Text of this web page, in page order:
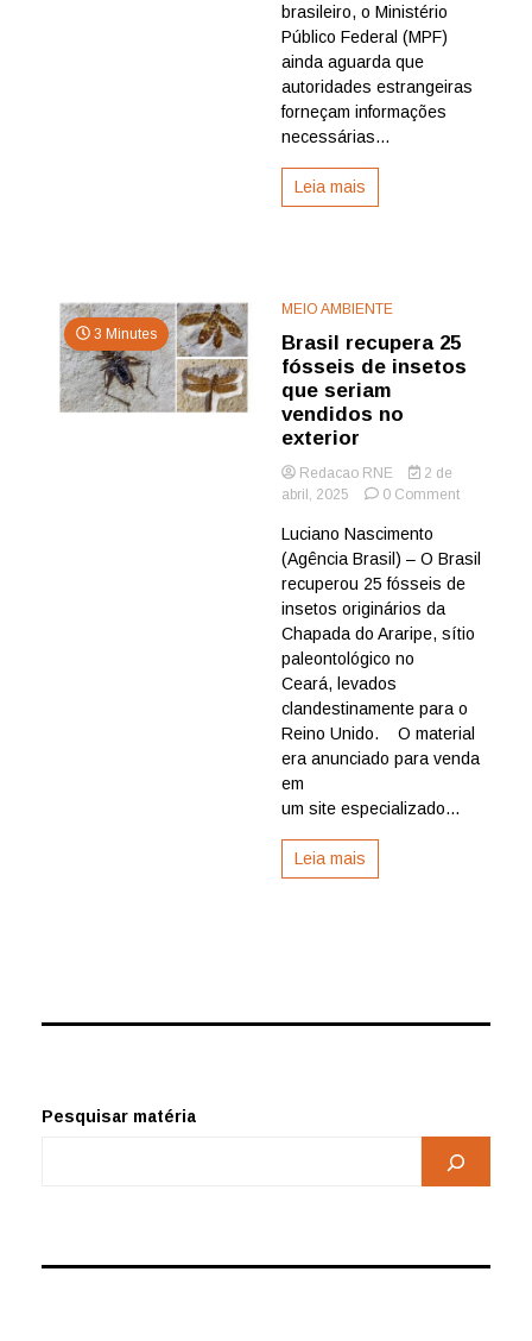
brasileiro, o Ministério
Público Federal (MPF)
ainda aguarda que
autoridades estrangeiras
forneçam informações
necessárias...
Leia mais
3 Minutes
MEIO AMBIENTE
Brasil recupera 25
fósseis de insetos
que seriam
vendidos no
exterior
Redacao RNE
2 de
abril, 2025
0 Commenton
25
fósseis
que
no
exterior
Luciano Nascimento
(Agência Brasil) – O Brasil
recuperou 25 fósseis de
insetos originários da
Chapada do Araripe, sítio
paleontológico no
Ceará, levados
clandestinamente para o
Reino Unido. O material
era anunciado para venda
em
um site especializado...
Leia mais
Pesquisar matéria